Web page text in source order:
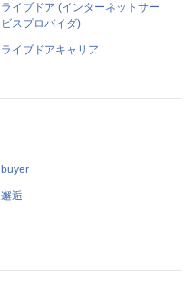
ライブドア (インターネットサー
ビスプロバイダ)
ライブドアキャリア
buyer
邂逅